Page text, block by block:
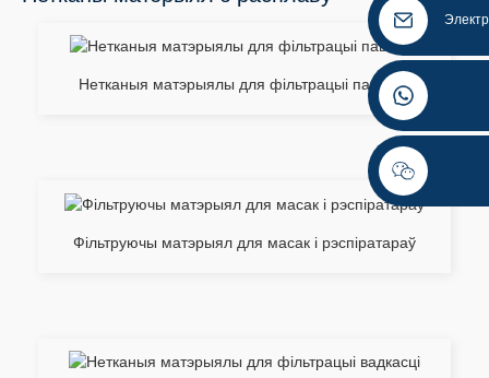
Нетканыя матэрыялы для фільтрацыі паветра
Фільтруючы матэрыял для масак і рэспіратараў